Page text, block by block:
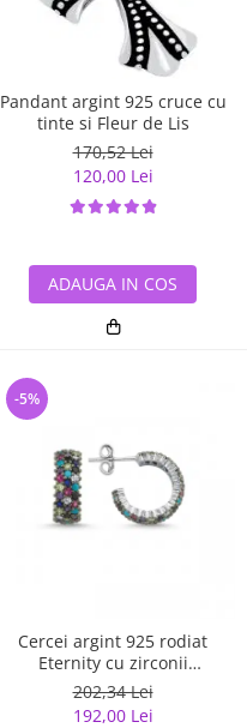
Pandant argint 925 cruce cu
tinte si Fleur de Lis
170,52 Lei
120,00 Lei
ADAUGA IN COS
Cercei argint 925 rodiat
Eternity cu zirconii
multicolore ETU0028
202,34 Lei
192,00 Lei
-5%